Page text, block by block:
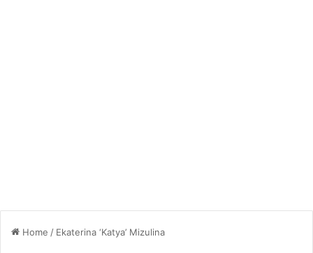
Home / Ekaterina ‘Katya’ Mizulina